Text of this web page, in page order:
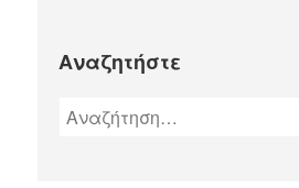
Αναζητήστε